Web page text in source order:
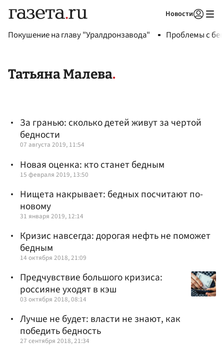
Новости
Покушение на главу "Уралдронзавода" Проблемы с
Татьяна Малева
За гранью: сколько детей живут за чертой
бедности
07 августа 2019, 11:54
Новая оценка: кто станет бедным
15 февраля 2019, 13:50
Нищета накрывает: бедных посчитают по-
новому
31 января 2019, 12:14
Кризис навсегда: дорогая нефть не поможет
бедным
14 октября 2018, 21:09
Предчувствие большого кризиса:
россияне уходят в кэш
03 октября 2018, 08:14
Лучше не будет: власти не знают, как
победить бедность
27 сентября 2018, 21:34